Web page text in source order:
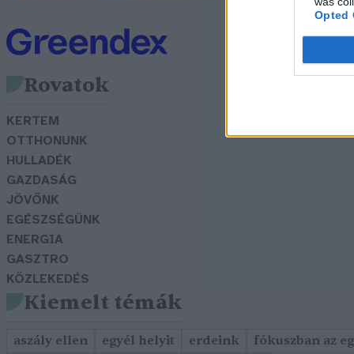
Opted
Rovatok
KERTEM
OTTHONUNK
HULLADÉK
GAZDASÁG
JÖVŐNK
EGÉSZSÉGÜNK
ENERGIA
GASZTRO
KÖZLEKEDÉS
Kiemelt témák
aszály ellen egyél helyit erdeink fókuszban az